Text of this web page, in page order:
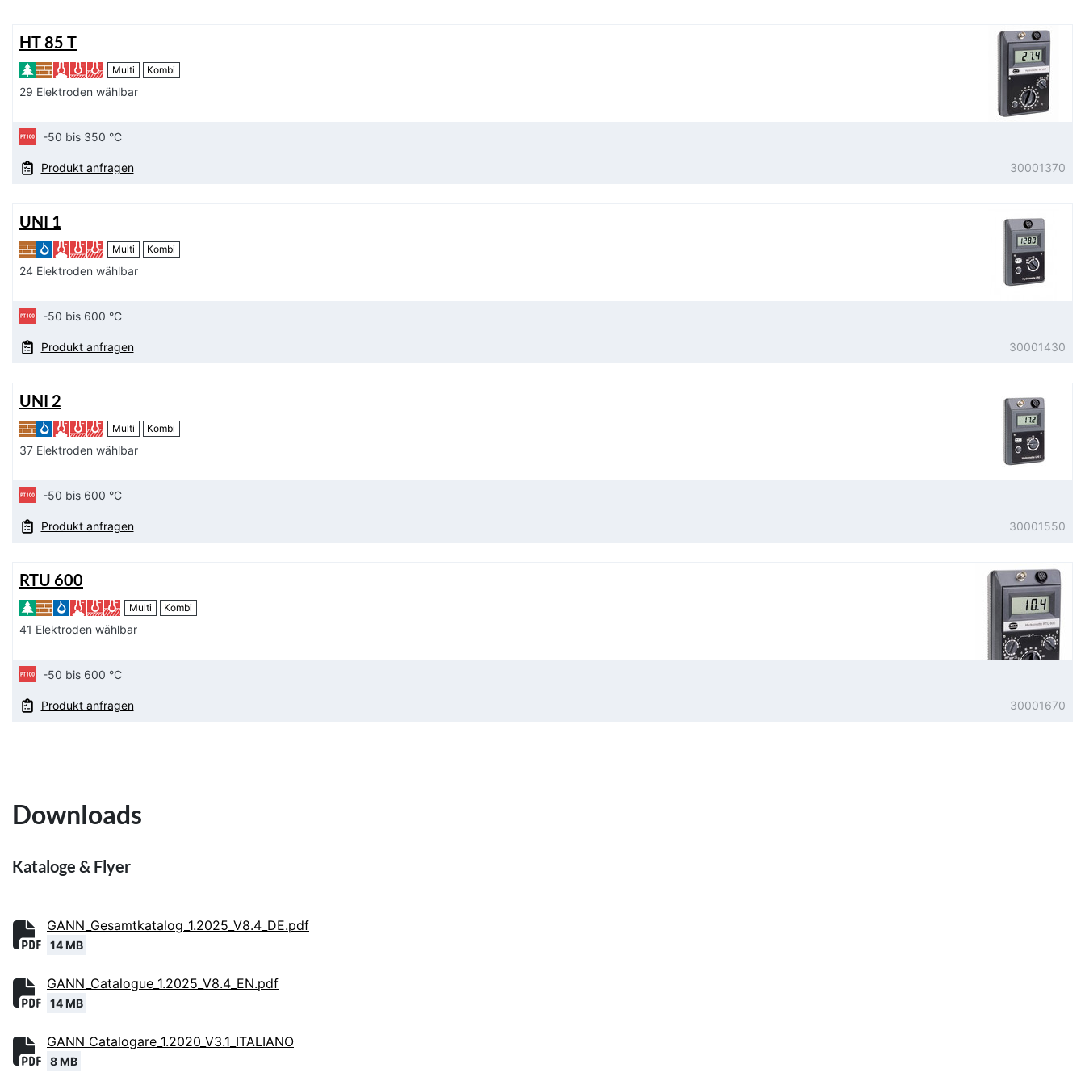
HT 85 T
Multi Kombi
29 Elektroden wählbar
-50 bis 350 °C
Produkt anfragen 30001370
UNI 1
Multi Kombi
24 Elektroden wählbar
-50 bis 600 °C
Produkt anfragen 30001430
UNI 2
Multi Kombi
37 Elektroden wählbar
-50 bis 600 °C
Produkt anfragen 30001550
RTU 600
Multi Kombi
41 Elektroden wählbar
-50 bis 600 °C
Produkt anfragen 30001670
Downloads
Kataloge & Flyer
GANN_Gesamtkatalog_1.2025_V8.4_DE.pdf
14 MB
GANN_Catalogue_1.2025_V8.4_EN.pdf
14 MB
GANN Catalogare_1.2020_V3.1_ITALIANO
8 MB